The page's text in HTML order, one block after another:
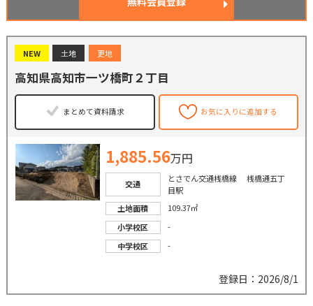
NEW 土地 更地
高知県高知市一ツ橋町２丁目
まとめて資料請求 お気に入りに追加する
1,885.56万円
交通
とさでん交通桟橋線 桟橋通五丁
目駅
土地面積
109.37㎡
小学校区
-
中学校区
-
登録日：2026/8/1